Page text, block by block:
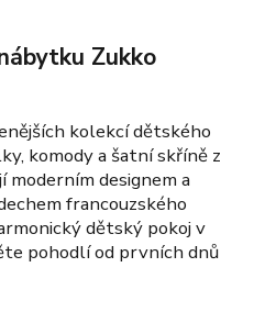
Zukko
kolekcí dětského
komody a šatní skříně z
designem a
francouzského
dětský pokoj v
pohodlí od prvních dnů